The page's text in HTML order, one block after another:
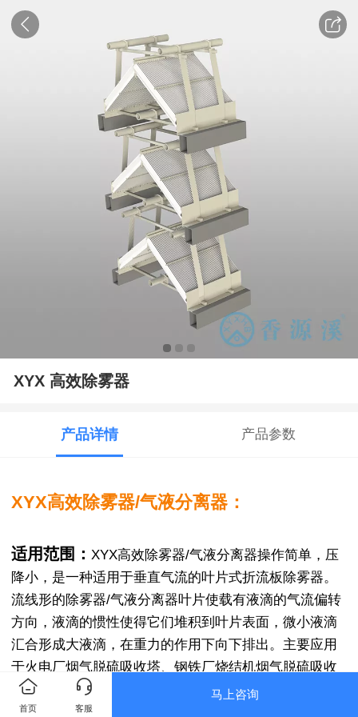
XYX 高效除雾器
产品详情 产品参数
XYX高效除雾器/气液分离器：
适用范围： XYX高效除雾器/气液分离器操作简单，压
降小，是一种适用于垂直气流的叶片式折流板除雾器。
流线形的除雾器/气液分离器叶片使载有液滴的气流偏转
方向，液滴的惯性使得它们堆积到叶片表面，微小液滴
汇合形成大液滴，在重力的作用下向下排出。主要应用
于火电厂烟气脱硫吸收塔、钢铁厂烧结机烟气脱硫吸收
塔、垂直烟气吸收塔、气体洗涤塔、垃圾焚烧厂气体洗
涤装置等。
首页 客服
马上咨询